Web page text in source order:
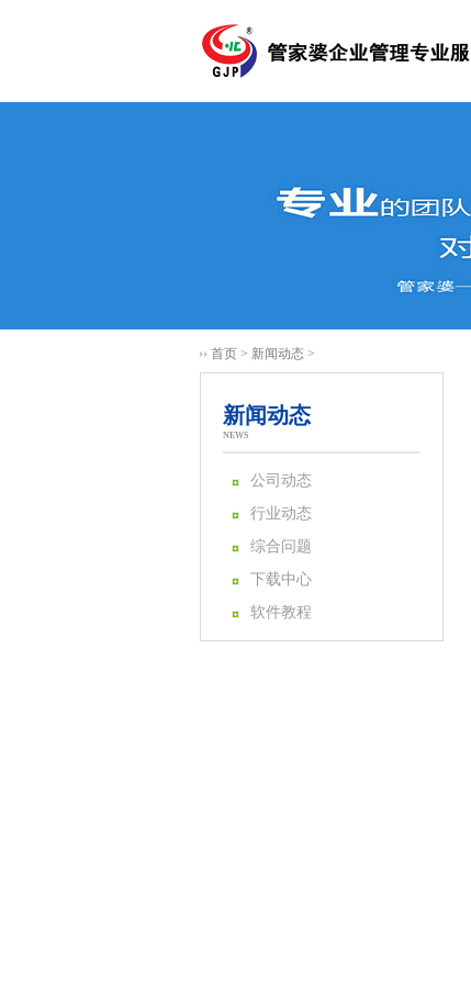
首页 > 新闻动态 >
新闻动态
NEWS
公司动态
行业动态
综合问题
下载中心
软件教程